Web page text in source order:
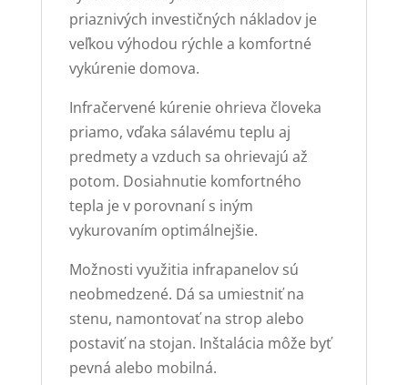
priaznivých investičných nákladov je
veľkou výhodou rýchle a komfortné
vykúrenie domova.
Infračervené kúrenie ohrieva človeka
priamo, vďaka sálavému teplu aj
predmety a vzduch sa ohrievajú až
potom. Dosiahnutie komfortného
tepla je v porovnaní s iným
vykurovaním optimálnejšie.
Možnosti využitia infrapanelov sú
neobmedzené. Dá sa umiestniť na
stenu, namontovať na strop alebo
postaviť na stojan. Inštalácia môže byť
pevná alebo mobilná.